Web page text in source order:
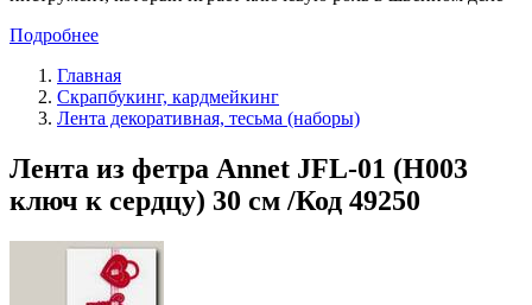
Подробнее
Главная
Скрапбукинг, кардмейкинг
Лента декоративная, тесьма (наборы)
Лента из фетра Annet JFL-01 (H003
ключ к сердцу) 30 см /Код 49250